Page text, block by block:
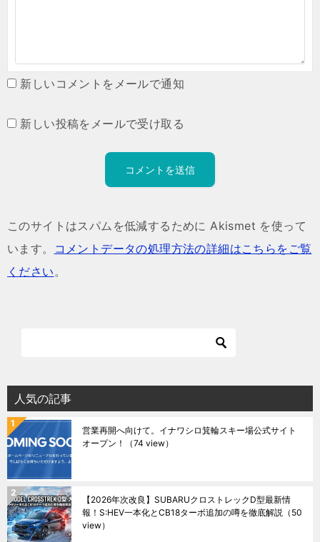
新しいコメントをメールで通知
新しい投稿をメールで受け取る
このサイトはスパムを低減するために Akismet を使って
います。
コメントデータの処理方法の詳細はこちらをご覧
ください。
人気の記事
営業再開へ向けて。イナワシロ箕輪スキー場公式サイト
オープン！
（74 view）
【2026年次改良】SUBARUクロストレックD型最新情
報！S:HEV一本化とCB18ターボ追加の噂を徹底解説 （50
view）